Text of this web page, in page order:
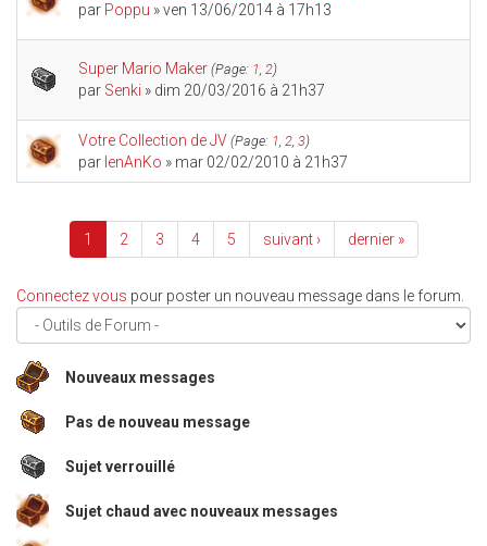
par Poppu » ven 13/06/2014 à 17h13
Super Mario Maker (Page: 1, 2)
par Senki » dim 20/03/2016 à 21h37
Votre Collection de JV (Page: 1, 2, 3)
par IenAnKo » mar 02/02/2010 à 21h37
1 2 3 4 5 suivant › dernier »
Connectez vous pour poster un nouveau message dans le forum.
Nouveaux messages
Pas de nouveau message
Sujet verrouillé
Sujet chaud avec nouveaux messages